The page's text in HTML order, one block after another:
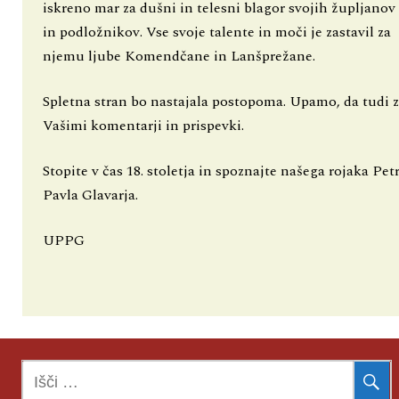
iskreno mar za dušni in telesni blagor svojih župljanov
in podložnikov. Vse svoje talente in moči je zastavil za
njemu ljube Komendčane in Lanšprežane.
Spletna stran bo nastajala postopoma. Upamo, da tudi z
Vašimi komentarji in prispevki.
Stopite v čas 18. stoletja in spoznajte našega rojaka
Pavla Glavarja.
UPPG
Išči: